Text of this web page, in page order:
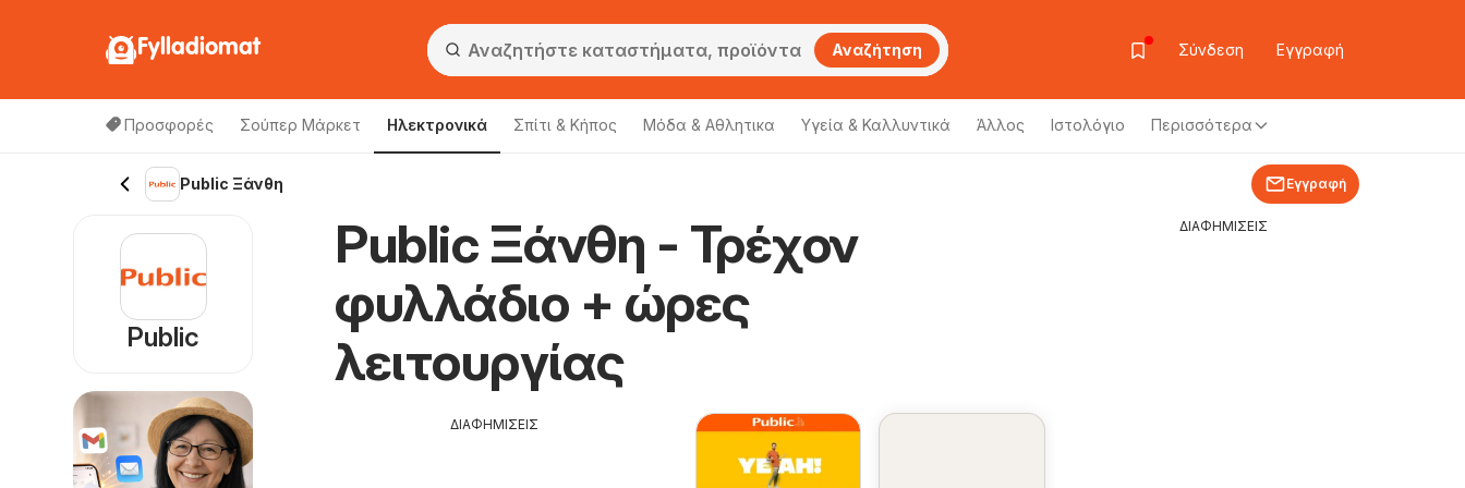
Fylladiomat Αναζήτηση Σύνδεση Εγγραφή
Προσφορές Σούπερ Μάρκετ Hλεκτρονικά Σπίτι & Κήπος Μόδα & Aθλητικα Υγεία & Καλλυντικά Άλλος Ιστολόγιο Περισσότερα
Public Ξάνθη Εγγραφή
Public Ξάνθη - Τρέχον
φυλλάδιο + ώρες
λειτουργίας
ΔΙΑΦΗΜΙΣΕΙΣ
Public
ΔΙΑΦΗΜΙΣΕΙΣ